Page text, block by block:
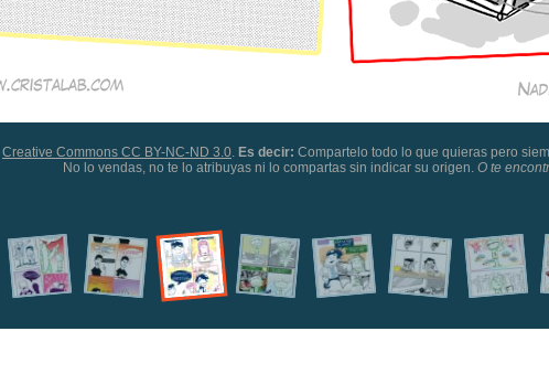
Creative Commons CC BY-NC-ND 3.0. Es decir: Compartelo todo lo que quieras pero
No lo vendas, no te lo atribuyas ni lo compartas sin indicar su origen. O te